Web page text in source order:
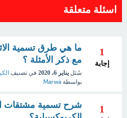
اسئلة متعلقة
1
إجابة
ما هي طرق تسمية
مع ذكر الأمثلة ؟
سُئل يناير 6، 2020 في تصنيف
بواسطة Marwa
1
شرح تسمية مشتقات